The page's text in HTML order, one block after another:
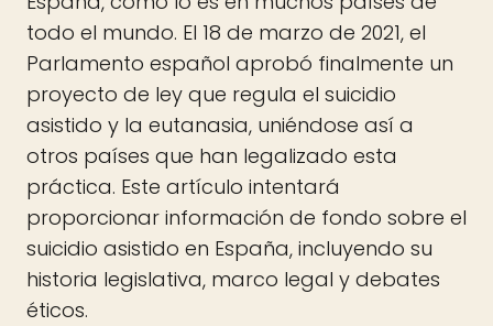
todo el mundo. El 18 de marzo de 2021, el
Parlamento español aprobó finalmente un
proyecto de ley que regula el suicidio
asistido y la eutanasia, uniéndose así a
otros países que han legalizado esta
práctica. Este artículo intentará
proporcionar información de fondo sobre el
suicidio asistido en España, incluyendo su
historia legislativa, marco legal y debates
éticos.